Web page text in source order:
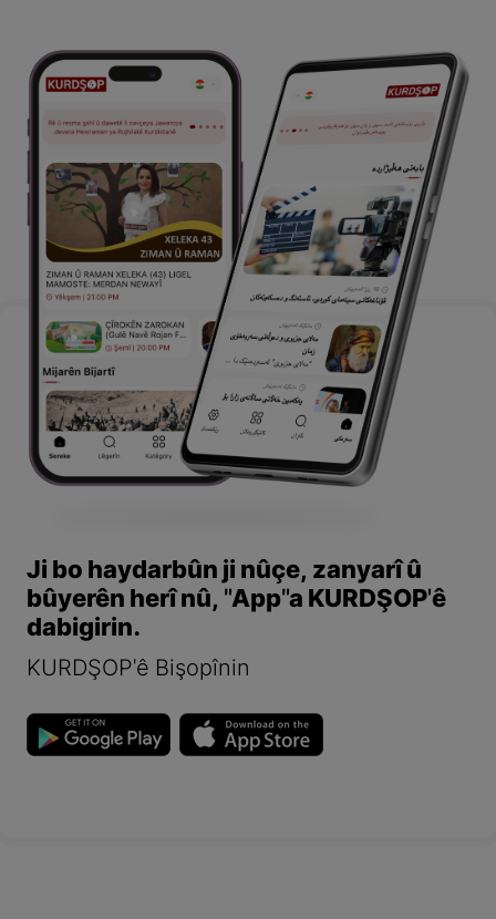
Ji bo haydarbûn ji nûçe, zanyarî û
bûyerên herî nû, "App"a KURDŞOP'ê
dabigirin.
KURDŞOP'ê Bişopînin